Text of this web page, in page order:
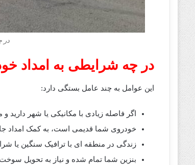
در
در چه شرایطی به امداد
این عوامل به چند عامل بستگی دارد:
اگر فاصله زیادی با مکانیکی یا شهر
خودروی شما قدیمی است، به کمک امداد
زندگی در منطقه ای با ترافیک سنگین یا
بنزین شما تمام شده و نیاز به تحویل سوخت